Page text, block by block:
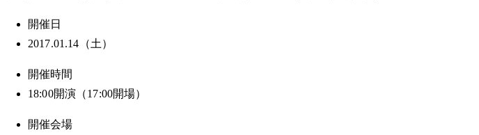
開催日
2017.01.14（土）
開催時間
18:00開演（17:00開場）
開催会場